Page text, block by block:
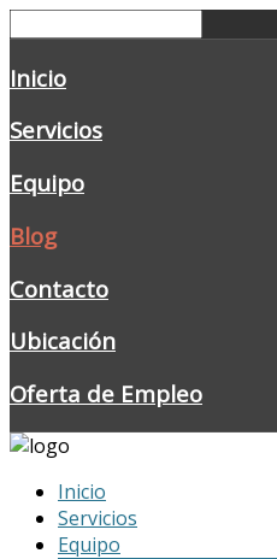
Inicio
Servicios
Equipo
Blog
Contacto
Ubicación
Oferta de Empleo
Inicio
Servicios
Equipo